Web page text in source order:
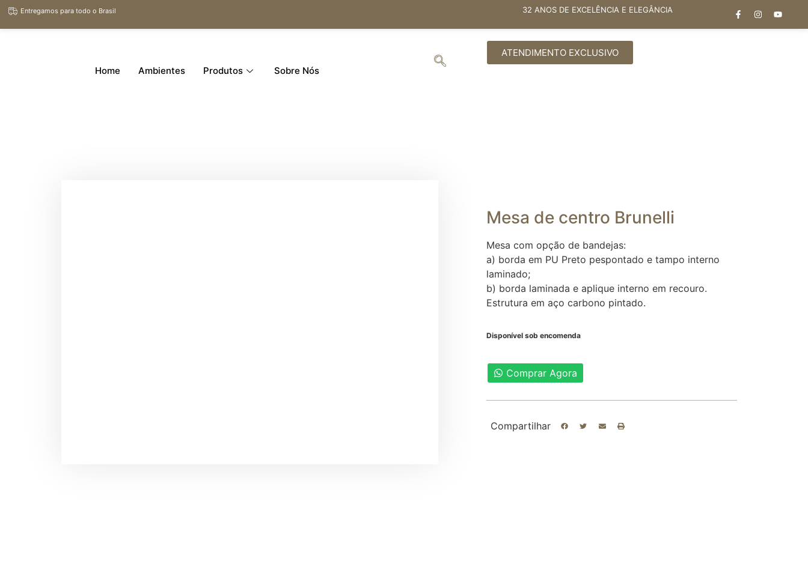
Entregamos para todo o Brasil 32 ANOS DE EXCELÊNCIA E ELEGÂNCIA
Home Ambientes Produtos Sobre Nós
ATENDIMENTO EXCLUSIVO
Mesa de centro Brunelli
Mesa com opção de bandejas:
a) borda em PU Preto pespontado e tampo interno
laminado;
b) borda laminada e aplique interno em recouro.
Estrutura em aço carbono pintado.
Disponível sob encomenda
Comprar Agora
Compartilhar